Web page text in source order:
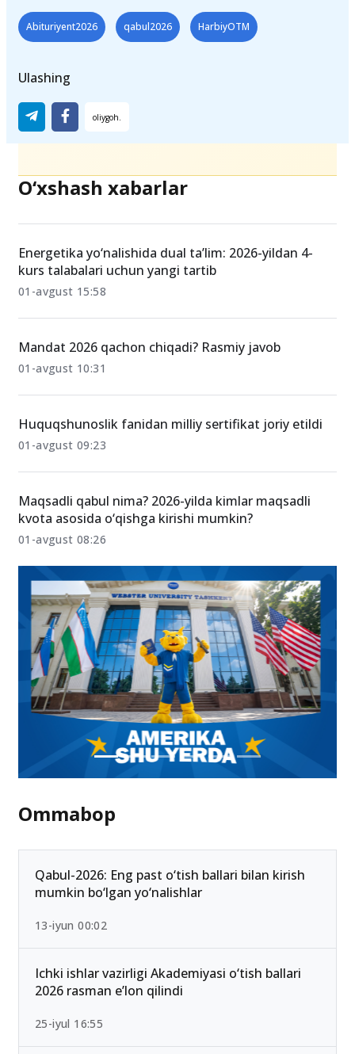
Abituriyent2026 qabul2026 HarbiyOTM
Ulashing
O‘xshash xabarlar
Energetika yo‘nalishida dual ta’lim: 2026-yildan 4-
kurs talabalari uchun yangi tartib
01-avgust 15:58
Mandat 2026 qachon chiqadi? Rasmiy javob
01-avgust 10:31
Huquqshunoslik fanidan milliy sertifikat joriy etildi
01-avgust 09:23
Maqsadli qabul nima? 2026-yilda kimlar maqsadli
kvota asosida o‘qishga kirishi mumkin?
01-avgust 08:26
Ommabop
Qabul-2026: Eng past o‘tish ballari bilan kirish
mumkin bo‘lgan yo‘nalishlar
13-iyun 00:02
Ichki ishlar vazirligi Akademiyasi o‘tish ballari
2026 rasman e’lon qilindi
25-iyul 16:55